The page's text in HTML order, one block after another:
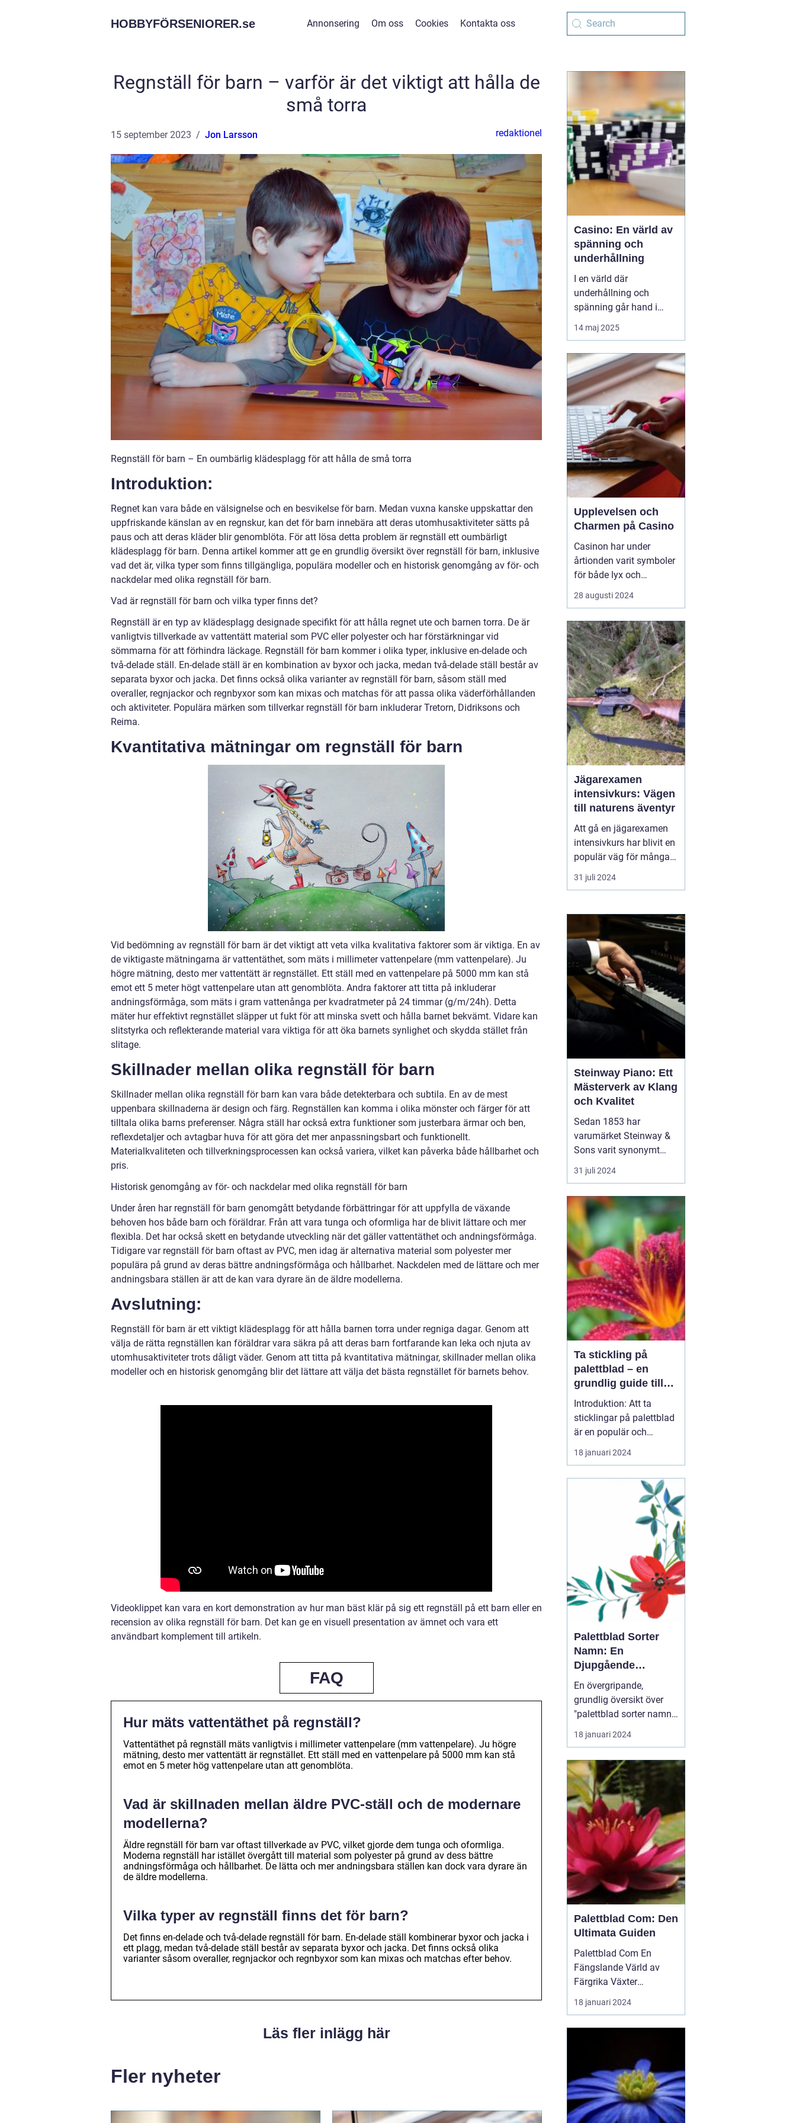
HOBBYFÖRSENIORER.se Annonsering Om oss Cookies Kontakta oss
Regnställ för barn – varför är det viktigt att hålla de
små torra
15 september 2023 Jon Larsson redaktionel
Regnställ för barn – En oumbärlig klädesplagg för att hålla de små torra
Introduktion:
Regnet kan vara både en välsignelse och en besvikelse för barn. Medan vuxna kanske uppskattar den
uppfriskande känslan av en regnskur, kan det för barn innebära att deras utomhusaktiviteter sätts på
paus och att deras kläder blir genomblöta. För att lösa detta problem är regnställ ett oumbärligt
klädesplagg för barn. Denna artikel kommer att ge en grundlig översikt över regnställ för barn, inklusive
vad det är, vilka typer som finns tillgängliga, populära modeller och en historisk genomgång av för- och
nackdelar med olika regnställ för barn.
Vad är regnställ för barn och vilka typer finns det?
Regnställ är en typ av klädesplagg designade specifikt för att hålla regnet ute och barnen torra. De är
vanligtvis tillverkade av vattentätt material som PVC eller polyester och har förstärkningar vid
sömmarna för att förhindra läckage. Regnställ för barn kommer i olika typer, inklusive en-delade och
två-delade ställ. En-delade ställ är en kombination av byxor och jacka, medan två-delade ställ består av
separata byxor och jacka. Det finns också olika varianter av regnställ för barn, såsom ställ med
overaller, regnjackor och regnbyxor som kan mixas och matchas för att passa olika väderförhållanden
och aktiviteter. Populära märken som tillverkar regnställ för barn inkluderar Tretorn, Didriksons och
Reima.
Kvantitativa mätningar om regnställ för barn
Vid bedömning av regnställ för barn är det viktigt att veta vilka kvalitativa faktorer som är viktiga. En av
de viktigaste mätningarna är vattentäthet, som mäts i millimeter vattenpelare (mm vattenpelare). Ju
högre mätning, desto mer vattentätt är regnstället. Ett ställ med en vattenpelare på 5000 mm kan stå
emot ett 5 meter högt vattenpelare utan att genomblöta. Andra faktorer att titta på inkluderar
andningsförmåga, som mäts i gram vattenånga per kvadratmeter på 24 timmar (g/m/24h). Detta
mäter hur effektivt regnstället släpper ut fukt för att minska svett och hålla barnet bekvämt. Vidare kan
slitstyrka och reflekterande material vara viktiga för att öka barnets synlighet och skydda stället från
slitage.
Skillnader mellan olika regnställ för barn
Skillnader mellan olika regnställ för barn kan vara både detekterbara och subtila. En av de mest
uppenbara skillnaderna är design och färg. Regnställen kan komma i olika mönster och färger för att
tilltala olika barns preferenser. Några ställ har också extra funktioner som justerbara ärmar och ben,
reflexdetaljer och avtagbar huva för att göra det mer anpassningsbart och funktionellt.
Materialkvaliteten och tillverkningsprocessen kan också variera, vilket kan påverka både hållbarhet och
pris.
Historisk genomgång av för- och nackdelar med olika regnställ för barn
Under åren har regnställ för barn genomgått betydande förbättringar för att uppfylla de växande
behoven hos både barn och föräldrar. Från att vara tunga och oformliga har de blivit lättare och mer
flexibla. Det har också skett en betydande utveckling när det gäller vattentäthet och andningsförmåga.
Tidigare var regnställ för barn oftast av PVC, men idag är alternativa material som polyester mer
populära på grund av deras bättre andningsförmåga och hållbarhet. Nackdelen med de lättare och mer
andningsbara ställen är att de kan vara dyrare än de äldre modellerna.
Avslutning:
Regnställ för barn är ett viktigt klädesplagg för att hålla barnen torra under regniga dagar. Genom att
välja de rätta regnställen kan föräldrar vara säkra på att deras barn fortfarande kan leka och njuta av
utomhusaktiviteter trots dåligt väder. Genom att titta på kvantitativa mätningar, skillnader mellan olika
modeller och en historisk genomgång blir det lättare att välja det bästa regnstället för barnets behov.
Videoklippet kan vara en kort demonstration av hur man bäst klär på sig ett regnställ på ett barn eller en
recension av olika regnställ för barn. Det kan ge en visuell presentation av ämnet och vara ett
användbart komplement till artikeln.
FAQ
Hur mäts vattentäthet på regnställ?
Vattentäthet på regnställ mäts vanligtvis i millimeter vattenpelare (mm vattenpelare). Ju högre
mätning, desto mer vattentätt är regnstället. Ett ställ med en vattenpelare på 5000 mm kan stå
emot en 5 meter hög vattenpelare utan att genomblöta.
Vad är skillnaden mellan äldre PVC-ställ och de modernare
modellerna?
Äldre regnställ för barn var oftast tillverkade av PVC, vilket gjorde dem tunga och oformliga.
Moderna regnställ har istället övergått till material som polyester på grund av dess bättre
andningsförmåga och hållbarhet. De lätta och mer andningsbara ställen kan dock vara dyrare än
de äldre modellerna.
Vilka typer av regnställ finns det för barn?
Det finns en-delade och två-delade regnställ för barn. En-delade ställ kombinerar byxor och jacka i
ett plagg, medan två-delade ställ består av separata byxor och jacka. Det finns också olika
varianter såsom overaller, regnjackor och regnbyxor som kan mixas och matchas efter behov.
Läs fler inlägg här
Fler nyheter
Casino: En värld av
spänning och
underhållning
I en värld där
underhållning och
spänning går hand i
hand, står casinon som
en av de mest ikoniska
av tidsfördriv. Casinon
erbjuder en unik mix av
lyx, adrenalin och
möjligheter att vin...
14 maj 2025
Upplevelsen och
Charmen på Casino
Casinon har under
årtionden varit symboler
för både lyx och
spänning. En plats där
tur och skicklighet går
varje besökare kan
drömma om att vinna
stort. Med glamour, flärd
och ...
28 augusti 2024
Jägarexamen
intensivkurs: Vägen
till naturens äventyr
Att gå en jägarexamen
intensivkurs har blivit en
populär väg för många
naturintresserade att
komma närmare
ansvarsfull jakt. En väl
utformad kurs ger den
blivande jägaren de...
31 juli 2024
Steinway Piano: Ett
Mästerverk av Klang
och Kvalitet
Sedan 1853 har
varumärket Steinway &
Sons varit synonymt
med innovation,
excellens och
när det kommer till
pianon. Genom att
blanda skickligt hantverk
med avancerad
teknologi har Steinway
pianon vunnit &ou...
31 juli 2024
Ta stickling på
palettblad – en
grundlig guide till
framgångsrik
förökning
Introduktion: Att ta
sticklingar på palettblad
är en populär och
spännande metod för att
föröka och sprida denna
artikel kommer vi att gå
in i detaljer om hur du
kan ta sticklingar på
palettblad, vilka olika
18 januari 2024
Palettblad Sorter
Namn: En
Djupgående
Översikt
En övergripande,
grundlig översikt över
"palettblad sorter namn"
Palettblad eller Coleus är
en populär växt som
färg och livlighet i
trädgårdar och
inomhusmiljöer. Dess
iögonfallande blad
kommer i olika färger,
former och ...
18 januari 2024
Palettblad Com: Den
Ultimata Guiden
Palettblad Com En
Fängslande Värld av
Färgrika Växter
Palettblad Com är en
populär webbplats bland
18 januari 2024